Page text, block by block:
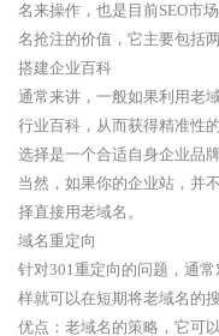
名来操作，也是目前SEO市
名抢注的价值，它主要包括
搭建企业百科
通常来讲，一般如果利用老
行业百科，从而获得精准性
选择是一个合适自身企业品
当然，如果你的企业站，并
择直接用老域名。
域名重定向
针对301重定向的问题，通
样就可以在短期将老域名的
优点：老域名的策略，它可